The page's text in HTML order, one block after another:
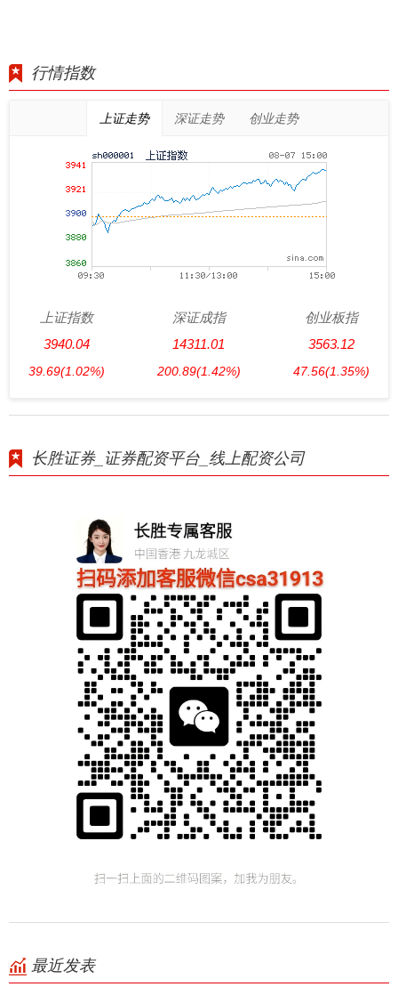
行情指数
上证走势 深证走势 创业走势
上证指数
3940.04
39.69(1.02%)
深证成指
14311.01
200.89(1.42%)
创业板指
3563.12
47.56(1.35%)
长胜证券_证券配资平台_线上配资公司
最近发表